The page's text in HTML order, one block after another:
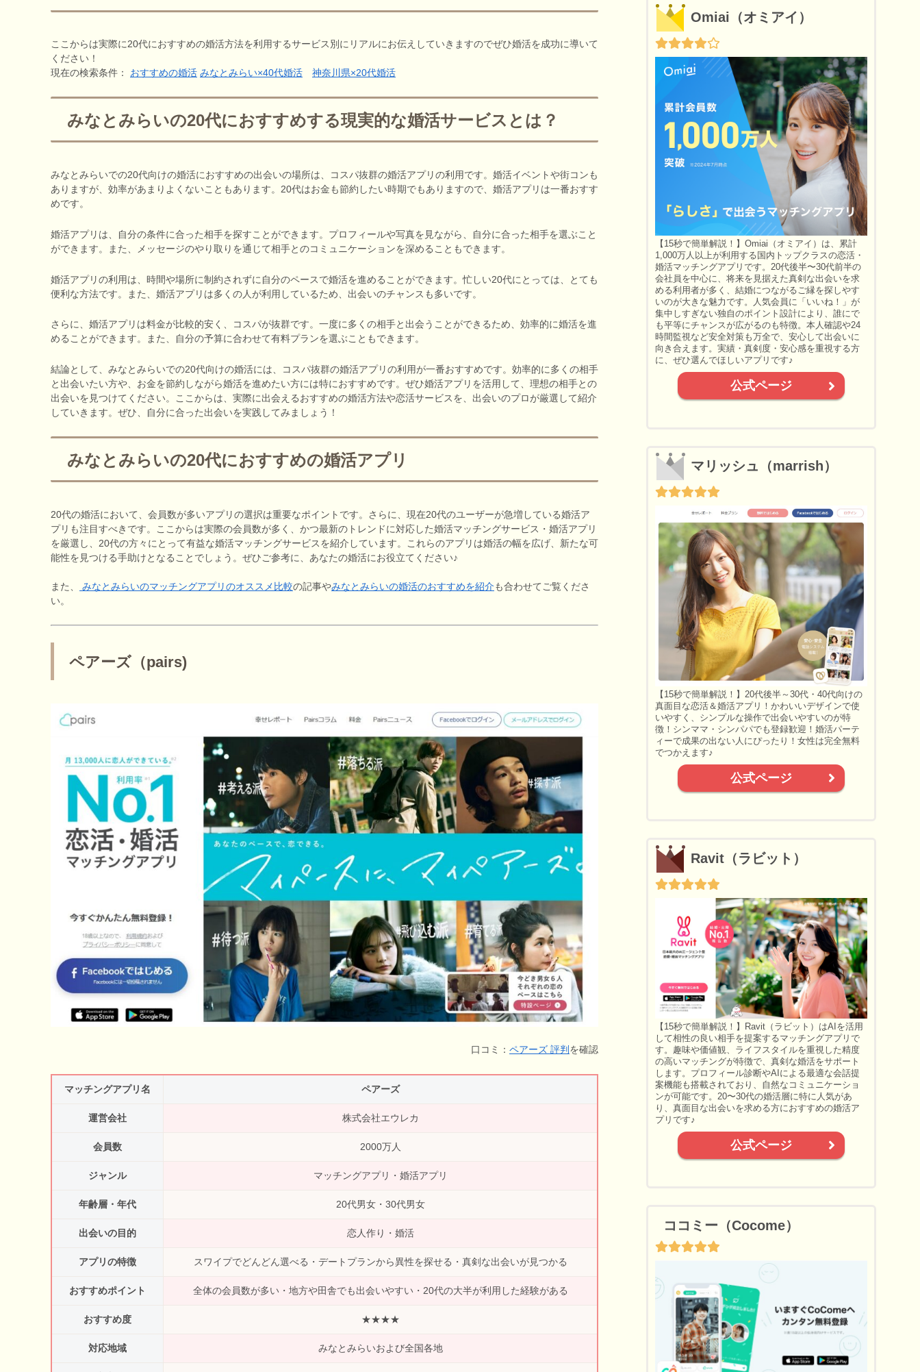
ここからは実際に20代におすすめの婚活方法を利用するサービス別にリアルにお伝えしていきますのでぜひ婚活を成功に導いて
ください！
現在の検索条件： おすすめの婚活 みなとみらい×40代婚活 神奈川県×20代婚活
みなとみらいの20代におすすめする現実的な婚活サービスとは？
みなとみらいでの20代向けの婚活におすすめの出会いの場所は、コスパ抜群の婚活アプリの利用です。婚活イベントや街コンも
ありますが、効率があまりよくないこともあります。20代はお金も節約したい時期でもありますので、婚活アプリは一番おすす
めです。
婚活アプリは、自分の条件に合った相手を探すことができます。プロフィールや写真を見ながら、自分に合った相手を選ぶこと
ができます。また、メッセージのやり取りを通じて相手とのコミュニケーションを深めることもできます。
婚活アプリの利用は、時間や場所に制約されずに自分のペースで婚活を進めることができます。忙しい20代にとっては、とても
便利な方法です。また、婚活アプリは多くの人が利用しているため、出会いのチャンスも多いです。
さらに、婚活アプリは料金が比較的安く、コスパが抜群です。一度に多くの相手と出会うことができるため、効率的に婚活を進
めることができます。また、自分の予算に合わせて有料プランを選ぶこともできます。
結論として、みなとみらいでの20代向けの婚活には、コスパ抜群の婚活アプリの利用が一番おすすめです。効率的に多くの相手
と出会いたい方や、お金を節約しながら婚活を進めたい方には特におすすめです。ぜひ婚活アプリを活用して、理想の相手との
出会いを見つけてください。ここからは、実際に出会えるおすすめの婚活方法や恋活サービスを、出会いのプロが厳選して紹介
していきます。ぜひ、自分に合った出会いを実践してみましょう！
みなとみらいの20代におすすめの婚活アプリ
20代の婚活において、会員数が多いアプリの選択は重要なポイントです。さらに、現在20代のユーザーが急増している婚活ア
プリも注目すべきです。ここからは実際の会員数が多く、かつ最新のトレンドに対応した婚活マッチングサービス・婚活アプリ
を厳選し、20代の方々にとって有益な婚活マッチングサービスを紹介しています。これらのアプリは婚活の幅を広げ、新たな可
能性を見つける手助けとなることでしょう。ぜひご参考に、あなたの婚活にお役立てください♪
また、 みなとみらいのマッチングアプリのオススメ比較の記事やみなとみらいの婚活のおすすめを紹介も合わせてご覧くださ
い。
ペアーズ（pairs)
口コミ： ペアーズ 評判 を確認
マッチングアプリ名 ペアーズ
運営会社 株式会社エウレカ
会員数 2000万人
ジャンル マッチングアプリ・婚活アプリ
年齢層・年代 20代男女・30代男女
出会いの目的 恋人作り・婚活
アプリの特徴 スワイプでどんどん選べる・デートプランから異性を探せる・真剣な出会いが見つかる
おすすめポイント 全体の会員数が多い・地方や田舎でも出会いやすい・20代の大半が利用した経験がある
おすすめ度 ★★★★
対応地域 みなとみらいおよび全国各地
Omiai（オミアイ）
【15秒で簡単解説！】Omiai（オミアイ）は、累計
1,000万人以上が利用する国内トップクラスの恋活・
婚活マッチングアプリです。20代後半〜30代前半の
会社員を中心に、将来を見据えた真剣な出会いを求
める利用者が多く、結婚につながるご縁を探しやす
いのが大きな魅力です。人気会員に「いいね！」が
集中しすぎない独自のポイント設計により、誰にで
も平等にチャンスが広がるのも特徴。本人確認や24
時間監視など安全対策も万全で、安心して出会いに
向き合えます。実績・真剣度・安心感を重視する方
に、ぜひ選んでほしいアプリです♪
公式ページ
マリッシュ（marrish）
【15秒で簡単解説！】20代後半～30代・40代向けの
真面目な恋活＆婚活アプリ！かわいいデザインで使
いやすく、シンプルな操作で出会いやすいのが特
徴！シンママ・シンパパでも登録歓迎！婚活パーテ
ィーで成果の出ない人にぴったり！女性は完全無料
でつかえます♪
公式ページ
Ravit（ラビット）
【15秒で簡単解説！】Ravit（ラビット）はAIを活用
して相性の良い相手を提案するマッチングアプリで
す。趣味や価値観、ライフスタイルを重視した精度
の高いマッチングが特徴で、真剣な婚活をサポート
します。プロフィール診断やAIによる最適な会話提
案機能も搭載されており、自然なコミュニケーショ
ンが可能です。20〜30代の婚活層に特に人気があ
り、真面目な出会いを求める方におすすめの婚活ア
プリです♪
公式ページ
ココミー（Cocome）